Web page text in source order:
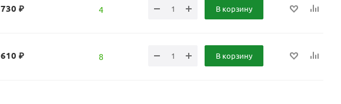
₽ 4 В корзину
₽ 8 В корзину